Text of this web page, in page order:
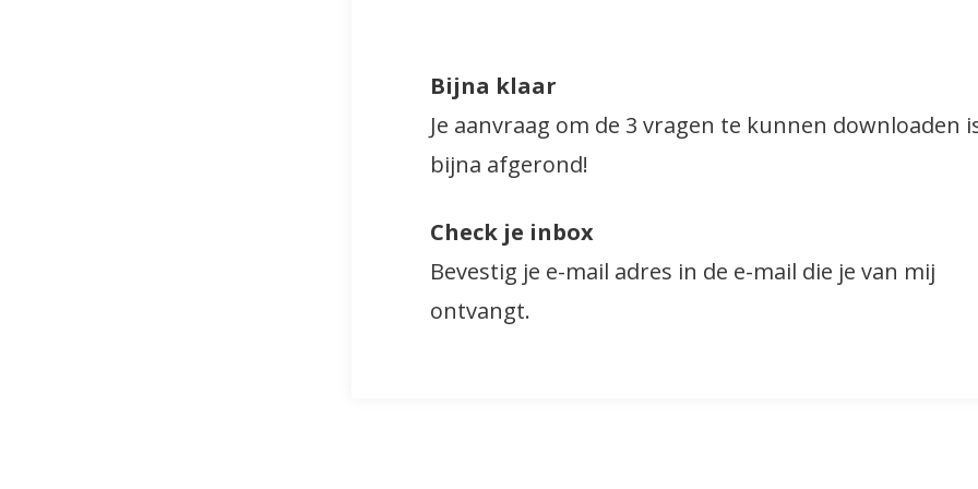
Bijna klaar
Je aanvraag om de 3 vragen te kunnen downloaden
bijna afgerond!
Check je inbox
Bevestig je e-mail adres in de e-mail die je van mij
ontvangt.